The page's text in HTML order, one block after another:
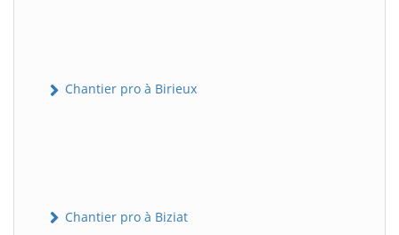
Chantier pro à Birieux
Chantier pro à Biziat